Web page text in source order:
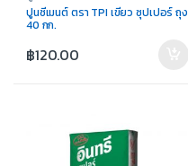
ปูนซีเมนต์ ตรา TPI เขียว ซุปเปอร์ ถุง
40 กก.
฿120.00